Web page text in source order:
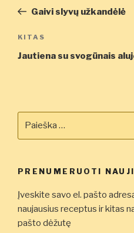
įrašų
įrašasGaivi slyvų užkandėlė
Kitas
įrašas
KITAS
Jautiena su svogūnais
PRENUMERUOTI
Įveskite savo el. pašto
naujausius receptus ir kitas
pašto dėžutę